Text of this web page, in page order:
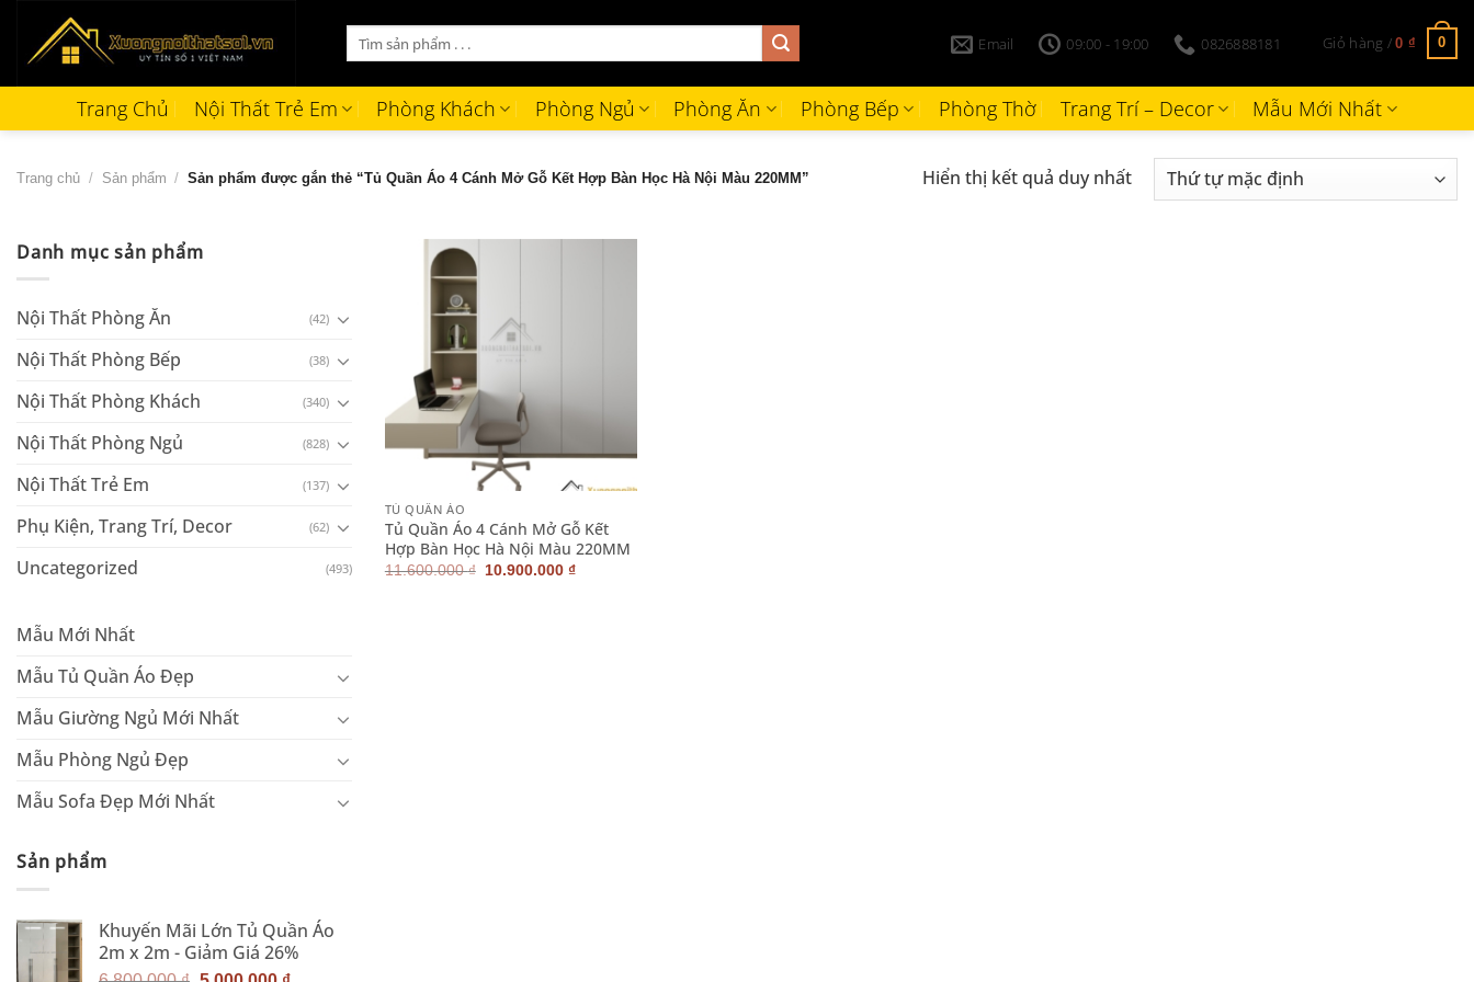
Tìm
kiếm:
Email 09:00 - 19:00 0826888181 Giỏ hàng /0 ₫ 0
Trang Chủ Nội Thất Trẻ Em Phòng Khách Phòng Ngủ Phòng Ăn Phòng Bếp Phòng Thờ Trang Trí – Decor Mẫu Mới Nhất
Trang chủ / Sản phẩm / Sản phẩm được gắn thẻ “Tủ Quần Áo 4 Cánh Mở Gỗ Kết Hợp Bàn Học Hà Nội Màu 220MM” Hiển thị kết quả duy nhất
Danh mục sản phẩm
Nội Thất Phòng Ăn (42)
Nội Thất Phòng Bếp (38)
Nội Thất Phòng Khách (340)
Nội Thất Phòng Ngủ (828)
Nội Thất Trẻ Em (137)
Phụ Kiện, Trang Trí, Decor (62)
Uncategorized (493)
Mẫu Mới Nhất
Mẫu Tủ Quần Áo Đẹp
Mẫu Giường Ngủ Mới Nhất
Mẫu Phòng Ngủ Đẹp
Mẫu Sofa Đẹp Mới Nhất
Sản phẩm
Khuyến Mãi Lớn Tủ Quần Áo
2m x 2m - Giảm Giá 26%
TỦ QUẦN ÁO
Tủ Quần Áo 4 Cánh Mở Gỗ Kết
Hợp Bàn Học Hà Nội Màu 220MM
11.600.000₫ Giá
10.900.000₫